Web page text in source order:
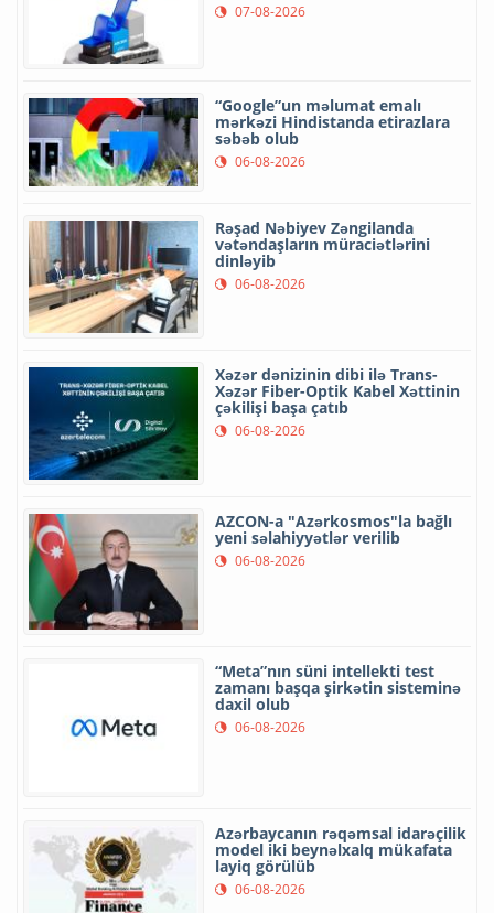
07-08-2026
“Google”un məlumat emalı
mərkəzi Hindistanda etirazlara
səbəb olub
06-08-2026
Rəşad Nəbiyev Zəngilanda
vətəndaşların müraciətlərini
dinləyib
06-08-2026
Xəzər dənizinin dibi ilə Trans-
Xəzər Fiber-Optik Kabel Xəttinin
çəkilişi başa çatıb
06-08-2026
AZCON-a "Azərkosmos"la bağlı
yeni səlahiyyətlər verilib
06-08-2026
“Meta”nın süni intellekti test
zamanı başqa şirkətin sisteminə
daxil olub
06-08-2026
Azərbaycanın rəqəmsal idarəçilik
model iki beynəlxalq mükafata
layiq görülüb
06-08-2026